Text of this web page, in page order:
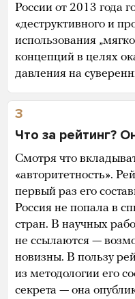
России от 2013 года
«деструктивного и
использования
концепций в целях
давления на
3
Что за рейтинг?
Смотря что
«авторитетность».
первый раз его
Россия не попала в
стран. В научных
не ссылаются —
новизны. В пользу
из методологии его
секрета — она